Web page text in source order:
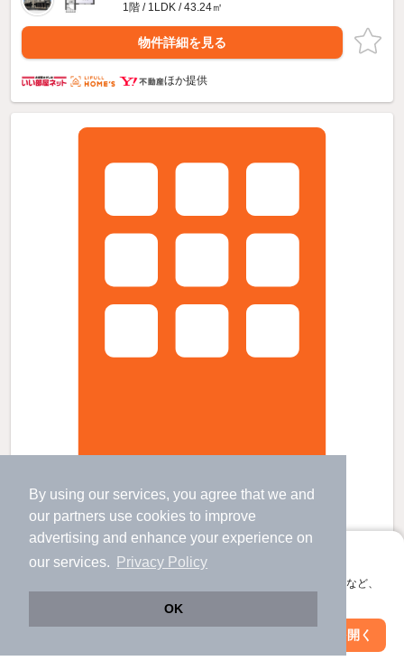
By using our services, you agree that we and
our partners use cookies to improve
advertising and enhance your experience on
our services.
Privacy Policy
OK
アプリに切り替えて、サクサクお部屋探し
会員登録なしですぐ使える。マップ検索やお気に入り保存など、
アプリを開く
1階 / 1LDK / 43.24㎡
物件詳細を見る
ほか提供
佐和駅より徒歩42分 築1年5ヶ月 2階建の賃貸物件
佐和駅 歩 37分 （常磐線）
勝田駅 歩
など
金上駅 歩 73分 （ひたち海浜）
茨城県ひたちなか市大字足崎
絞り込み条件を変更